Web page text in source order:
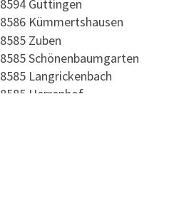
8594 Güttingen
8586 Kümmertshausen
8585 Zuben
8585 Schönenbaumgarten
8585 Langrickenbach
8585 Herrenhof